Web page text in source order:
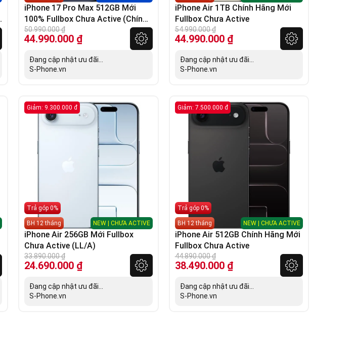
iPhone 17 Pro Max 512GB Mới
100% Fullbox Chưa Active (Chính
Hãng VN/A)
50.990.000₫
44.990.000 ₫
Đang cập nhật ưu đãi...
S-Phone.vn
iPhone Air 1TB Chính Hãng Mới
Fullbox Chưa Active
54.990.000₫
44.990.000 ₫
Đang cập nhật ưu đãi...
S-Phone.vn
Giảm: 9.300.000 đ
Trả góp 0%
BH 12 tháng NEW | CHƯA ACTIVE
iPhone Air 256GB Mới Fullbox
Chưa Active (LL/A)
33.890.000₫
24.690.000 ₫
Đang cập nhật ưu đãi...
S-Phone.vn
Giảm: 7.500.000 đ
Trả góp 0%
BH 12 tháng NEW | CHƯA ACTIVE
iPhone Air 512GB Chính Hãng Mới
Fullbox Chưa Active
44.890.000₫
38.490.000 ₫
Đang cập nhật ưu đãi...
S-Phone.vn